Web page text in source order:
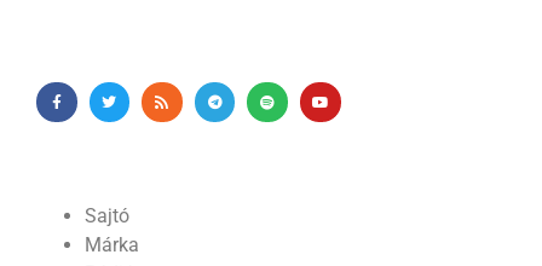
Sajtó
Márka